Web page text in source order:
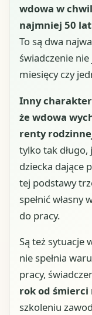
wdowa w
najmniej 50
To są dwa
świadczenie
miesięcy czy
Inny
że wdowa
renty
tylko tak
dziecka dające
tej podstawy
spełnić
do pracy.
Są też sytuacje
nie spełnia
pracy,
rok od śmierci
szkoleniu